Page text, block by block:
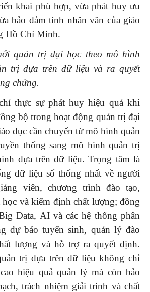
khai phù hợp, vừa phát huy ưu
bảo đảm tính nhân văn của giáo
Hồ Chí Minh.
quản trị đại học theo mô hình
trị dựa trên dữ liệu và ra quyết
chứng.
thực sự phát huy hiệu quả khi
bộ trong hoạt động quản trị đại
dục cần chuyển từ mô hình quản
thống sang mô hình quản trị
dựa trên dữ liệu. Trọng tâm là
dữ liệu số thống nhất về người
viên, chương trình đào tạo,
và kiểm định chất lượng; đồng
Data, AI và các hệ thống phân
dự báo tuyển sinh, quản lý đào
lượng và hỗ trợ ra quyết định.
trị dựa trên dữ liệu không chỉ
hiệu quả quản lý mà còn bảo
trách nhiệm giải trình và chất